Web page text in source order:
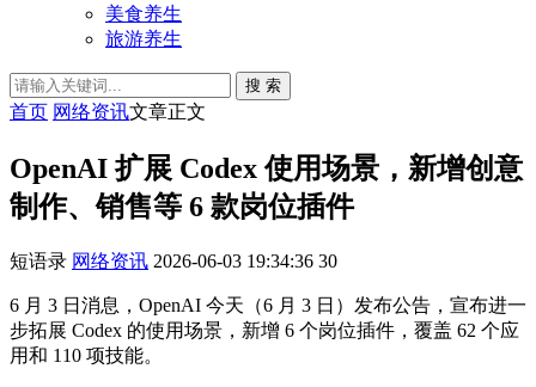
美食养生
旅游养生
搜 索
首页 网络资讯文章正文
OpenAI 扩展 Codex 使用场景，新增创意
制作、销售等 6 款岗位插件
短语录 网络资讯 2026-06-03 19:34:36 30
6 月 3 日消息，OpenAI 今天（6 月 3 日）发布公告，宣布进一
步拓展 Codex 的使用场景，新增 6 个岗位插件，覆盖 62 个应
用和 110 项技能。